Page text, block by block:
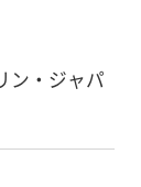
ン・ジャパ